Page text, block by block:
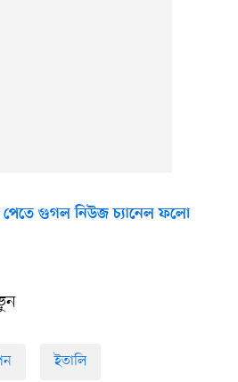
গুগল নিউজ চ্যানেল ফলো
ইতালি